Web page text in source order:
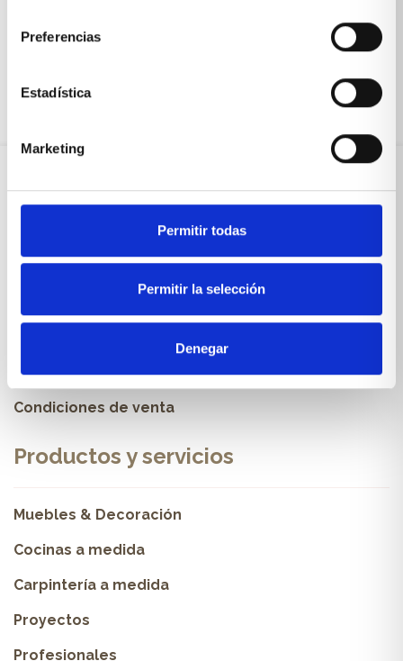
Preferencias
Estadística
Marketing
Permitir todas
Permitir la selección
Denegar
Sobre Xíkara
Inicio
SOLICITA UNA CITA
Condiciones de venta
Productos y servicios
Muebles & Decoración
Cocinas a medida
Carpintería a medida
Proyectos
Profesionales